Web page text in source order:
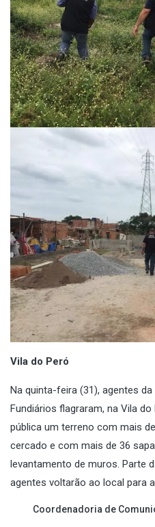
Vila do Peró
Na quinta-feira (31), agentes
Fundiários flagraram, na Vila
pública um terreno com mais
cercado e com mais de 36
levantamento de muros. Parte
agentes voltarão ao local para
Coordenadoria de